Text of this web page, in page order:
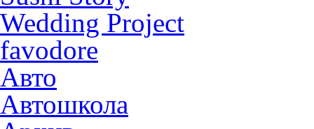
Wedding Project
favodore
Авто
Автошкола